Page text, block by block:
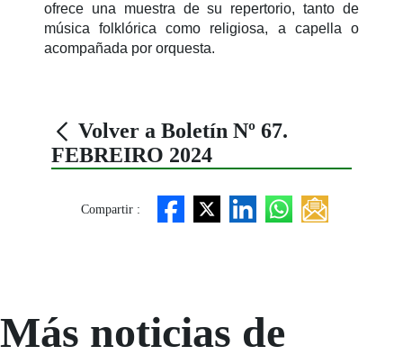
ofrece una muestra de su repertorio, tanto de
música folklórica como religiosa, a capella o
acompañada por orquesta.
Volver a Boletín Nº 67.
FEBREIRO 2024
Compartir :
Más noticias de